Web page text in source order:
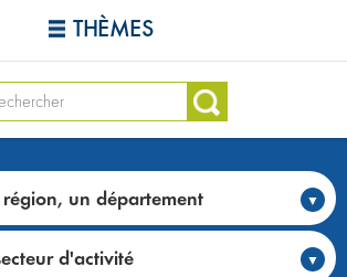
THÈMES
région, un département
d'activité